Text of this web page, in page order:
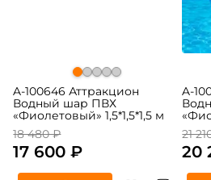
A-100646 Аттракцион
Водный шар ПВХ
«Фиолетовый» 1,5*1,5*1,5 м
18 480 ₽
17 600 ₽
A-
21
20